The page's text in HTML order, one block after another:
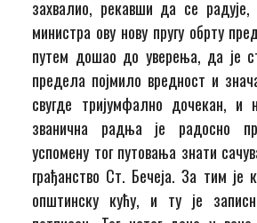
захвалио, рекавши да се
министра ову нову пругу обрту
путем дошао до уверења, да је
предела појмило вредност и
свугде тријумфално дочекан, и
званична радња је радосно
успомену тог путовања знати
грађанство Ст. Бечеја. За тим је
општинску кућу, и ту је